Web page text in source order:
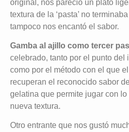
original, nos pareció un plato
textura de la ‘pasta’ no
tampoco nos encantó el sabor.
Gamba al ajillo como tercer
celebrado, tanto por el punto del
como por el método con el que
recuperan el reconocido sabor
gelatina que permite jugar con
nueva textura.
Otro entrante que nos gustó